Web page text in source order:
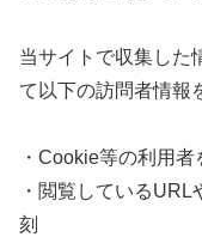
当サイトで収集した
て以下の訪問者情報
・Cookie等の利用
・閲覧している
刻